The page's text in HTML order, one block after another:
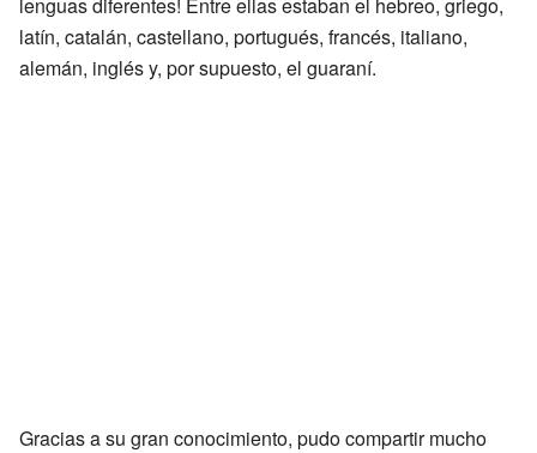
latín, catalán, castellano, portugués, francés, italiano,
alemán, inglés y, por supuesto, el guaraní.
Gracias a su gran conocimiento, pudo compartir mucho